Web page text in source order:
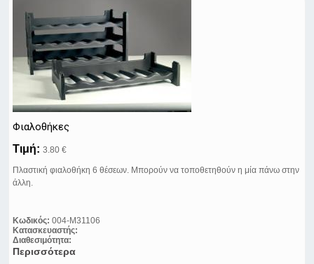
Φιαλοθήκες
Τιμή: 3.80 €
Πλαστική φιαλοθήκη 6 θέσεων. Μπορούν να τοποθετηθούν η μία πάνω στην
άλλη.
Κωδικός: 004-M31106
Κατασκευαστής:
Διαθεσιμότητα:
Περισσότερα